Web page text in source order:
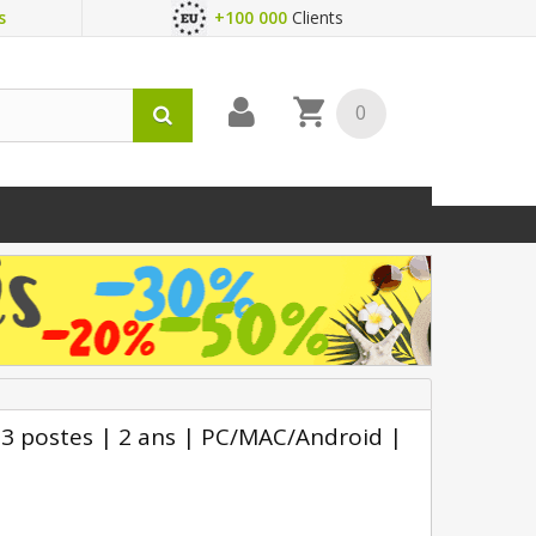
+100 000Clients
0
postes | 2 ans | PC/MAC/Android |